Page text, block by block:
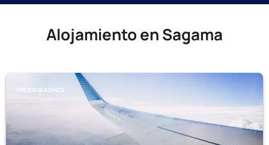
Alojamiento en Sagama
TRESNURAGHES